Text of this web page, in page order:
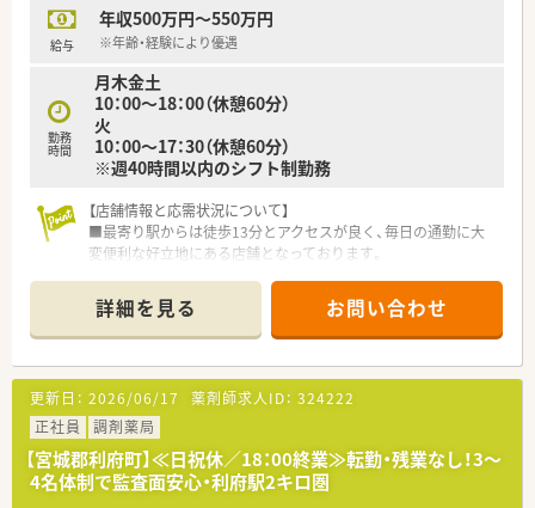
給与
年収500万円～550万円
※年齢・経験により優遇
勤務
時間
月木金土
10：00～18：00（休憩60分）
火
10：00～17：30（休憩60分）
※週40時間以内のシフト制勤務
【店舗情報と応需状況について】
■最寄り駅からは徒歩13分とアクセスが良く、毎日の通勤に大
変便利な好立地にある店舗となっております。
約50枚の処方箋を丁寧に対応しております。
■常勤薬剤師2名と事務員3名が在籍しており、複数名体制で手
厚い人員配置をしっかりと整えております。
【募集背景と求める人物像について】
■今回は店舗の体制強化を目的とした増員募集でです。
■地域密着型の店舗運営を目指しており、患者様に笑顔で明るく
挨拶ができるコミュニケーション力を重視します。
■若手スタッフの育成にも関心があり、周囲と協力しながら業務
に取り組める協調性のある方が理想となります。
詳細を見る お問い合わせ
更新日： 2026/06/17 薬剤師求人ID： 324222
正社員
調剤薬局
【宮城郡利府町】≪日祝休／18：00終業≫転勤・残業なし！3～
4名体制で監査面安心・利府駅2キロ圏